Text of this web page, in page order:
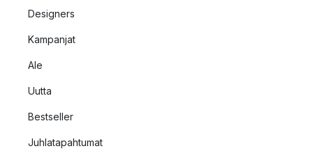
Designers
Kampanjat
Ale
Uutta
Bestseller
Juhlatapahtumat